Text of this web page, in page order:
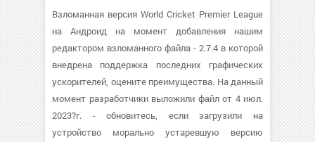
Взломанная версия World Cricket Premier League
на Андроид на момент добавления нашим
редактором взломанного файла - 2.7.4 в которой
внедрена поддержка последних графических
ускорителей, оцените преимущества. На данный
момент разработчики выложили файл от 4 июл.
2023?г. - обновитесь, если загрузили на
устройство морально устаревшую версию